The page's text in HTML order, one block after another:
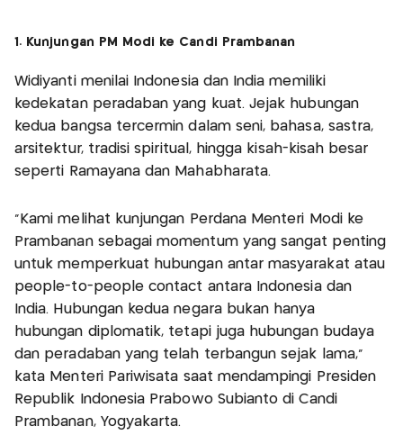
1. Kunjungan PM Modi ke Candi Prambanan
Widiyanti menilai Indonesia dan India memiliki
kedekatan peradaban yang kuat. Jejak hubungan
kedua bangsa tercermin dalam seni, bahasa, sastra,
arsitektur, tradisi spiritual, hingga kisah-kisah besar
seperti Ramayana dan Mahabharata.
“Kami melihat kunjungan Perdana Menteri Modi ke
Prambanan sebagai momentum yang sangat penting
untuk memperkuat hubungan antar masyarakat atau
people-to-people contact antara Indonesia dan
India. Hubungan kedua negara bukan hanya
hubungan diplomatik, tetapi juga hubungan budaya
dan peradaban yang telah terbangun sejak lama,”
kata Menteri Pariwisata saat mendampingi Presiden
Republik Indonesia Prabowo Subianto di Candi
Prambanan, Yogyakarta.